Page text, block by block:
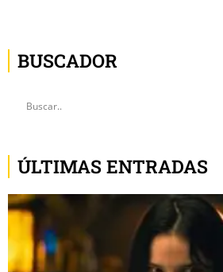
BUSCADOR
ÚLTIMAS ENTRADAS